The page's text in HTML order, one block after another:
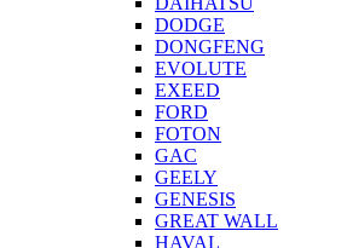
DODGE
DONGFENG
EVOLUTE
EXEED
FORD
FOTON
GAC
GEELY
GENESIS
GREAT WALL
HAVAL